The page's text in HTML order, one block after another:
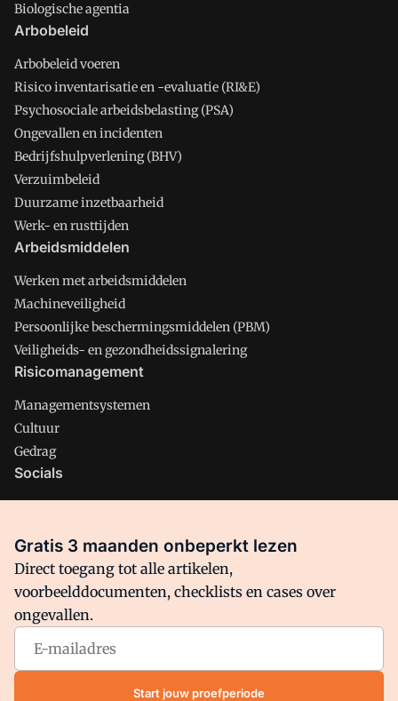
Biologische agentia
Arbobeleid
Arbobeleid voeren
Risico inventarisatie en -evaluatie (RI&E)
Psychosociale arbeidsbelasting (PSA)
Ongevallen en incidenten
Bedrijfshulpverlening (BHV)
Verzuimbeleid
Duurzame inzetbaarheid
Werk- en rusttijden
Arbeidsmiddelen
Werken met arbeidsmiddelen
Machineveiligheid
Persoonlijke beschermingsmiddelen (PBM)
Veiligheids- en gezondheidssignalering
Risicomanagement
Managementsystemen
Cultuur
Gedrag
Socials
Facebook
Arbo is onderdeel van VMN media. Lees inons manifestwaar
VMN media voor staat. Op gebruik van deze site zijn de
volgende regelingen van toepassing:Algemene Voorwaarden
Privacy en Cookie beleid|Privacy instellingen
Gratis 3 maanden onbeperkt lezen
Direct toegang tot alle artikelen,
voorbeelddocumenten, checklists en cases over
ongevallen.
Start jouw proefperiode